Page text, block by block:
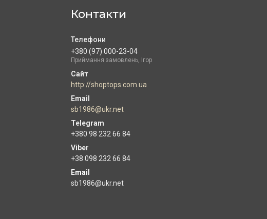
Контакти
+380 (97) 000-23-04
Приймання замовлень, Ігор
http://shoptops.com.ua
sb1986@ukr.net
+380 98 232 66 84
+38 098 232 66 84
Email
sb1986@ukr.net